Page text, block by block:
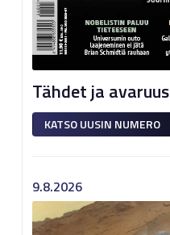
Tähdet ja avaruus
KATSO UUSIN NUMERO
9.8.2026